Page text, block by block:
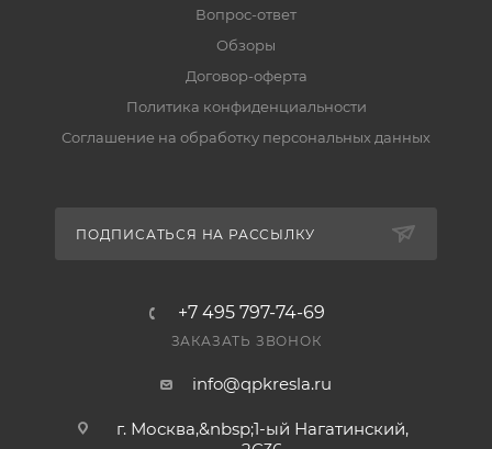
Вопрос-ответ
Обзоры
Договор-оферта
Политика конфиденциальности
Соглашение на обработку персональных данных
ПОДПИСАТЬСЯ НА РАССЫЛКУ
+7 495 797-74-69
ЗАКАЗАТЬ ЗВОНОК
info@qpkresla.ru
г. Москва,&nbsp;1-ый Нагатинский,